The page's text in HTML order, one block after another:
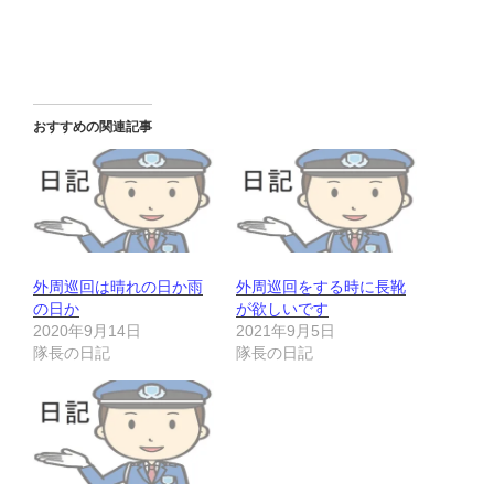
おすすめの関連記事
外周巡回は晴れの日か雨
の日か
2020年9月14日
隊長の日記
外周巡回をする時に長靴
が欲しいです
2021年9月5日
隊長の日記